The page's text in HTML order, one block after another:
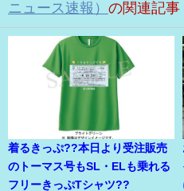
ニュース速報） の関連記事
着るきっぷ??本日より受注販売
のトーマス号もSL・ELも乗れる
フリーきっぷTシャツ??